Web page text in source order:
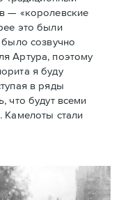
— «королевские
это были
созвучно
Артура, поэтому
я буду
в ряды
что будут всеми
Камелоты стали